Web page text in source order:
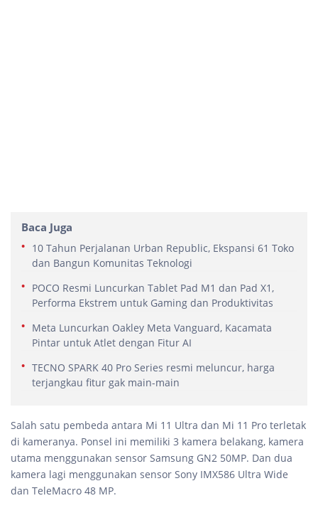
Baca Juga
10 Tahun Perjalanan Urban Republic, Ekspansi 61 Toko
dan Bangun Komunitas Teknologi
POCO Resmi Luncurkan Tablet Pad M1 dan Pad X1,
Performa Ekstrem untuk Gaming dan Produktivitas
Meta Luncurkan Oakley Meta Vanguard, Kacamata
Pintar untuk Atlet dengan Fitur AI
TECNO SPARK 40 Pro Series resmi meluncur, harga
terjangkau fitur gak main-main
Salah satu pembeda antara Mi 11 Ultra dan Mi 11 Pro terletak
di kameranya. Ponsel ini memiliki 3 kamera belakang, kamera
utama menggunakan sensor Samsung GN2 50MP. Dan dua
kamera lagi menggunakan sensor Sony IMX586 Ultra Wide
dan TeleMacro 48 MP.